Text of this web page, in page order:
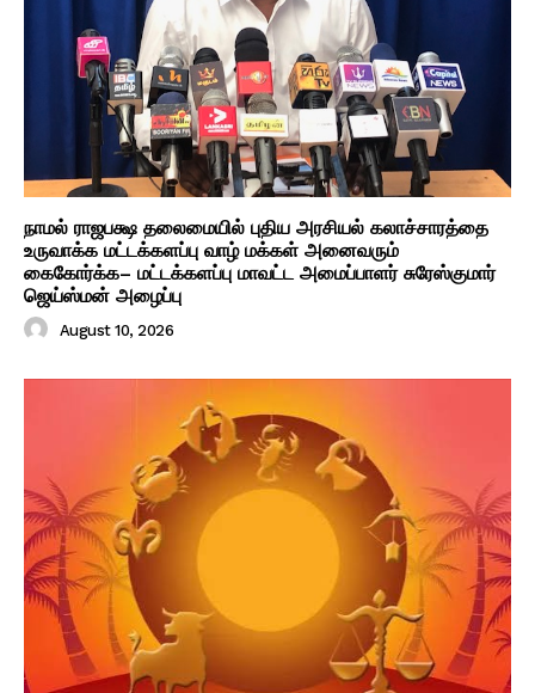
நாமல் ராஜபக்ஷ தலைமையில் புதிய அரசியல் கலாச்சாரத்தை
உருவாக்க மட்டக்களப்பு வாழ் மக்கள் அனைவரும்
கைகோர்க்க– மட்டக்களப்பு மாவட்ட அமைப்பாளர் சுரேஸ்குமார்
ஜெய்ஸ்மன் அழைப்பு
August 10, 2026